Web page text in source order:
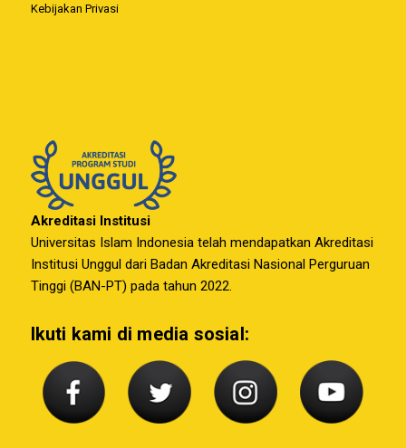
Kebijakan Privasi
Akreditasi Institusi
Universitas Islam Indonesia telah mendapatkan Akreditasi
Institusi Unggul dari Badan Akreditasi Nasional Perguruan
Tinggi (BAN-PT) pada tahun 2022.
Ikuti kami di media sosial: